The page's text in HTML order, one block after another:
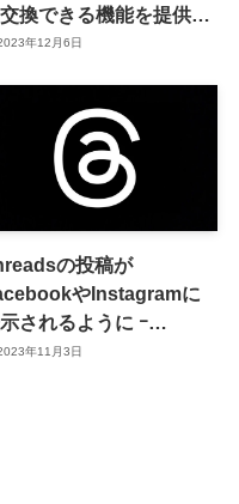
換できる機能を提供終
年12月6日
の投稿が
やInstagramに
されるように ｰ
は拒否出来るオプ
年11月3日